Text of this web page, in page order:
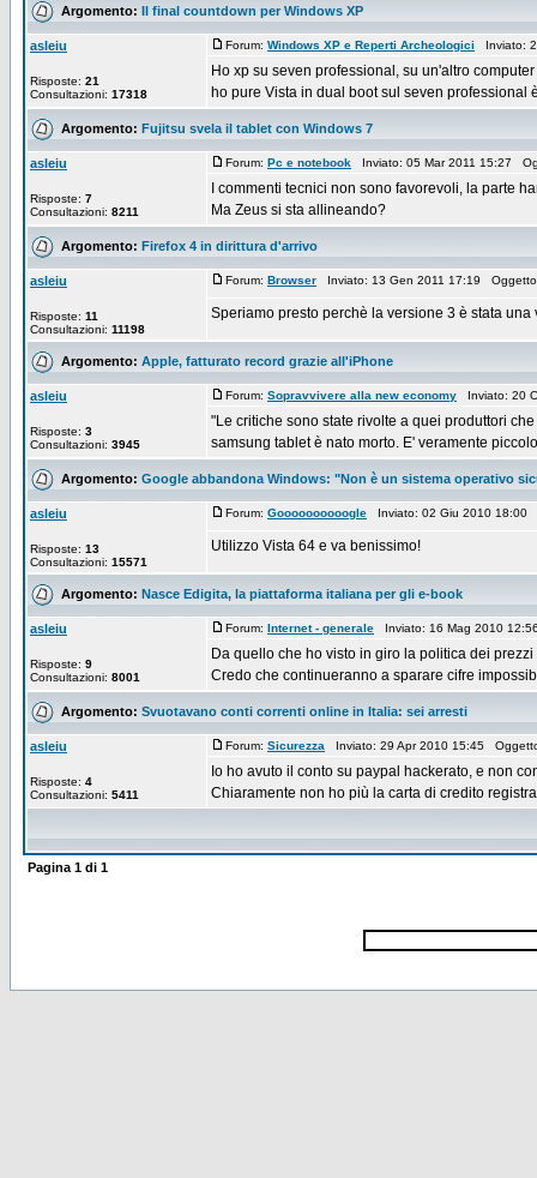
Argomento: Il final countdown per Windows XP
asleiu
Risposte: 21
Consultazioni: 17318
Forum: Windows XP e Reperti Archeologici Inviato:
Ho xp su seven professional, su un'altro
ho pure Vista in dual boot sul seven professional
Argomento: Fujitsu svela il tablet con Windows 7
asleiu
Risposte: 7
Consultazioni: 8211
Forum: Pc e notebook Inviato: 05 Mar 2011 15:27
I commenti tecnici non sono favorevoli, la parte
Ma Zeus si sta allineando?
Argomento: Firefox 4 in dirittura d'arrivo
asleiu
Risposte: 11
Consultazioni: 11198
Forum: Browser Inviato: 13 Gen 2011 17:19
Speriamo presto perchè la versione 3 è stata una
Argomento: Apple, fatturato record grazie all'iPhone
asleiu
Risposte: 3
Consultazioni: 3945
Forum: Sopravvivere alla new economy Inviato: 20
"Le critiche sono state rivolte a quei produttori
samsung tablet è nato morto. E' veramente
Argomento: Google abbandona Windows: "Non è un sistema operativo
asleiu
Risposte: 13
Consultazioni: 15571
Forum: Goooooooooogle Inviato: 02 Giu 2010
Utilizzo Vista 64 e va benissimo!
Argomento: Nasce Edigita, la piattaforma italiana per gli e-book
asleiu
Risposte: 9
Consultazioni: 8001
Forum: Internet - generale Inviato: 16 Mag 2010
Da quello che ho visto in giro la politica dei
Credo che continueranno a sparare cifre
Argomento: Svuotavano conti correnti online in Italia: sei arresti
asleiu
Risposte: 4
Consultazioni: 5411
Forum: Sicurezza Inviato: 29 Apr 2010 15:45
Io ho avuto il conto su paypal hackerato, e non
Chiaramente non ho più la carta di credito
Pagina 1 di 1